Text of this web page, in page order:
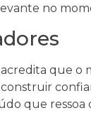
no
que o
que